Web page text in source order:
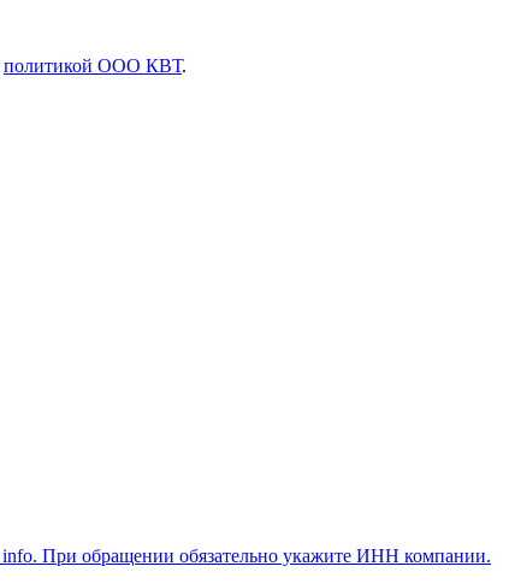
политикой ООО КВТ.
info. При обращении обязательно укажите ИНН компании.